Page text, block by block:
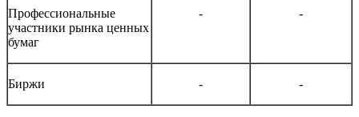
Профессиональные
участники рынка ценных
бумаг
- -
Биржи - -